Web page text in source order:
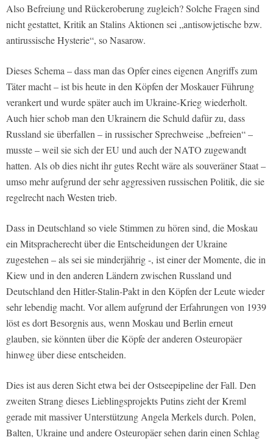
Also Befreiung und Rückeroberung zugleich? Solche Fragen sind
nicht gestattet, Kritik an Stalins Aktionen sei „antisowjetische bzw.
antirussische Hysterie“, so Nasarow.
Dieses Schema – dass man das Opfer eines eigenen Angriffs zum
Täter macht – ist bis heute in den Köpfen der Moskauer Führung
verankert und wurde später auch im Ukraine-Krieg wiederholt.
Auch hier schob man den Ukrainern die Schuld dafür zu, dass
Russland sie überfallen – in russischer Sprechweise „befreien“ –
musste – weil sie sich der EU und auch der NATO zugewandt
hatten. Als ob dies nicht ihr gutes Recht wäre als souveräner Staat –
umso mehr aufgrund der sehr aggressiven russischen Politik, die sie
regelrecht nach Westen trieb.
Dass in Deutschland so viele Stimmen zu hören sind, die Moskau
ein Mitspracherecht über die Entscheidungen der Ukraine
zugestehen – als sei sie minderjährig -, ist einer der Momente, die in
Kiew und in den anderen Ländern zwischen Russland und
Deutschland den Hitler-Stalin-Pakt in den Köpfen der Leute wieder
sehr lebendig macht. Vor allem aufgrund der Erfahrungen von 1939
löst es dort Besorgnis aus, wenn Moskau und Berlin erneut
glauben, sie könnten über die Köpfe der anderen Osteuropäer
hinweg über diese entscheiden.
Dies ist aus deren Sicht etwa bei der Ostseepipeline der Fall. Den
zweiten Strang dieses Lieblingsprojekts Putins zieht der Kreml
gerade mit massiver Unterstützung Angela Merkels durch. Polen,
Balten, Ukraine und andere Osteuropäer sehen darin einen Schlag